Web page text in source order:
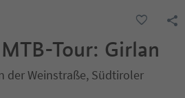
Tour: Girlan
der Weinstraße, Südtiroler